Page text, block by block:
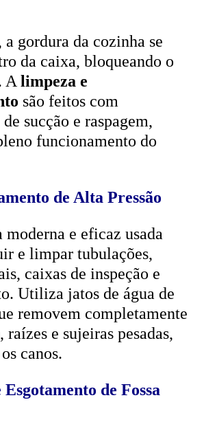
gordura da cozinha se
da caixa, bloqueando o
A limpeza e
são feitos com
sucção e raspagem,
funcionamento do
de Alta Pressão
e eficaz usada
e limpar tubulações,
caixas de inspeção e
Utiliza jatos de água de
removem completamente
raízes e sujeiras pesadas,
canos.
de Fossa